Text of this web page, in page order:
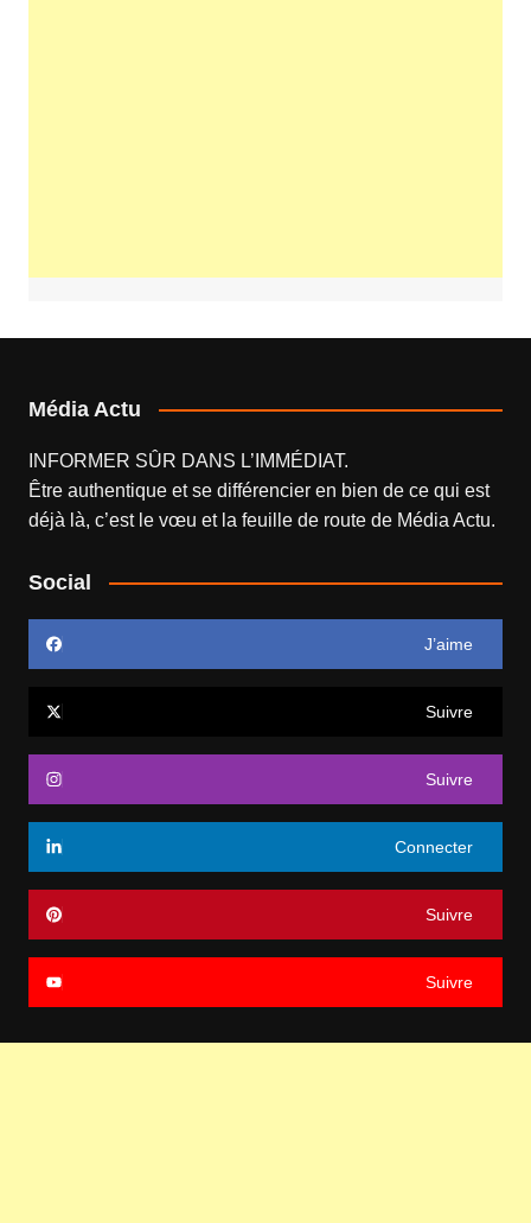
Média Actu
INFORMER SÛR DANS L’IMMÉDIAT.
Être authentique et se différencier en bien de ce qui est
déjà là, c’est le vœu et la feuille de route de Média Actu.
Social
J’aime
Suivre
Suivre
Connecter
Suivre
Suivre